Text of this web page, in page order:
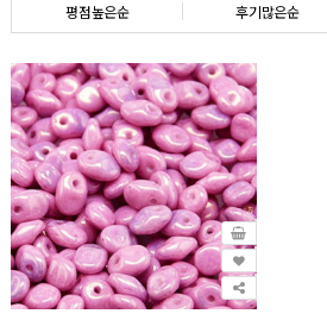
평점높은순 후기많은순